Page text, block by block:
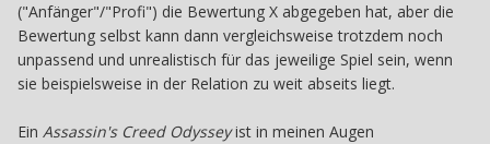
("Anfänger"/"Profi") die Bewertung X abgegeben hat, aber die
Bewertung selbst kann dann vergleichsweise trotzdem noch
unpassend und unrealistisch für das jeweilige Spiel sein, wenn
sie beispielsweise in der Relation zu weit abseits liegt.
Ein Assassin's Creed Odysseyist in meinen Augen